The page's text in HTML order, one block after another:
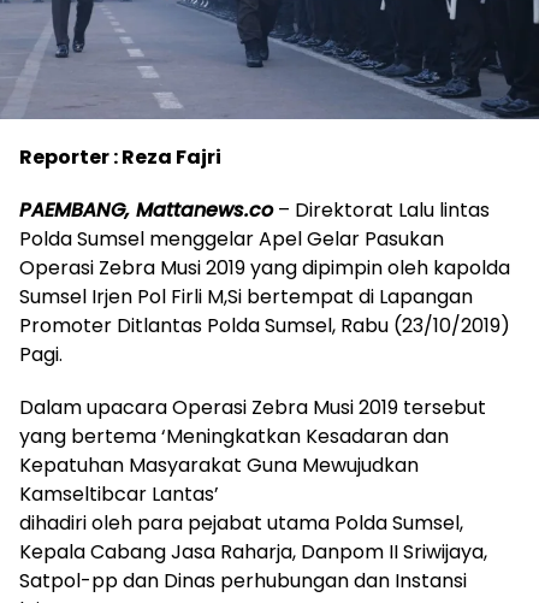
Reporter : Reza Fajri
PAEMBANG, Mattanews.co– Direktorat Lalu lintas
Polda Sumsel menggelar Apel Gelar Pasukan
Operasi Zebra Musi 2019 yang dipimpin oleh kapolda
Sumsel Irjen Pol Firli M,Si bertempat di Lapangan
Promoter Ditlantas Polda Sumsel, Rabu (23/10/2019)
Pagi.
Dalam upacara Operasi Zebra Musi 2019 tersebut
yang bertema ‘Meningkatkan Kesadaran dan
Kepatuhan Masyarakat Guna Mewujudkan
Kamseltibcar Lantas’
dihadiri oleh para pejabat utama Polda Sumsel,
Kepala Cabang Jasa Raharja, Danpom II Sriwijaya,
Satpol-pp dan Dinas perhubungan dan Instansi